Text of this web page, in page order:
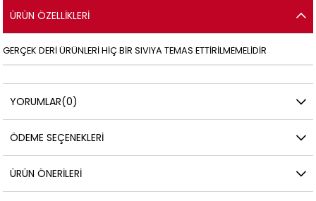
ÜRÜN ÖZELLIKLERI
GERÇEK DERİ ÜRÜNLERİ HİÇ BİR SIVIYA TEMAS ETTİRİLMEMELİDİR
YORUMLAR(0)
ÖDEME SEÇENEKLERI
ÜRÜN ÖNERILERI